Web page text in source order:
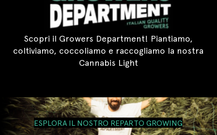
Scopri il Growers Department! Piantiamo,
coltiviamo, coccoliamo e raccogliamo la nostra
Cannabis Light
ESPLORA IL NOSTRO REPARTO GROWING